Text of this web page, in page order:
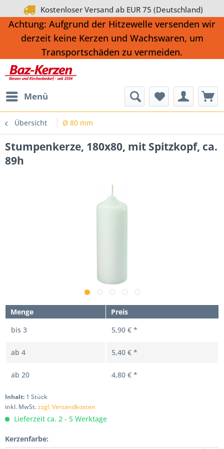
Kostenloser Versand ab EUR 75 (Deutschland)
Achtung: Aufgrund der Hitzewelle versenden wir
derzeit keine Kerzen und Wachswaren, um
Transportschäden zu vermeiden.
Menü
Übersicht Ø 80 mm
Stumpenkerze, 180x80, mit Spitzkopf, ca.
89h
Menge
Preis
bis 3 5,90 € *
ab 4 5,40 € *
ab 20 4,80 € *
Inhalt: 1 Stück
inkl. MwSt.zzgl. Versandkosten
Lieferzeit ca. 2 - 5 Werktage
Kerzenfarbe: